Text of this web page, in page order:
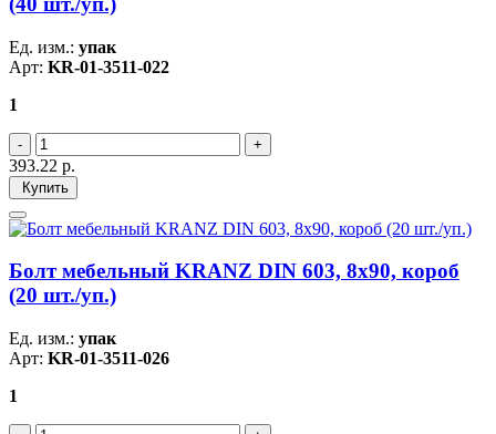
Ед. изм.: упак
Арт: KR-01-3511-022
1
393.22 р.
Купить
Болт мебельный KRANZ DIN 603, 8х90, короб
(20 шт./уп.)
Ед. изм.: упак
Арт: KR-01-3511-026
1